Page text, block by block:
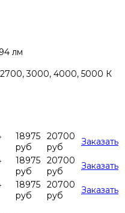
лм
2700, 3000, 4000, 5000 К
18975
руб
20700
руб
Заказать
18975
руб
20700
руб
Заказать
18975
руб
20700
руб
Заказать